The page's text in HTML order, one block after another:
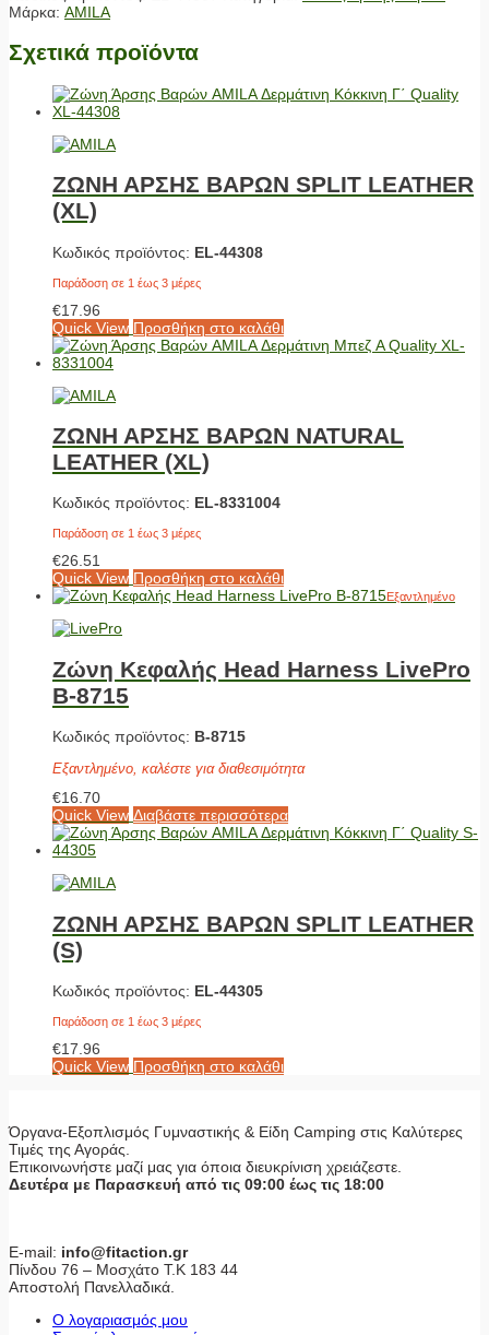
Μάρκα: AMILA
Σχετικά προϊόντα
ΖΩΝΗ ΑΡΣΗΣ ΒΑΡΩΝ SPLIT LEATHER
(XL)
Κωδικός προϊόντος: EL-44308
Παράδοση σε 1 έως 3 μέρες
€17.96
Quick View Προσθήκη στο καλάθι
ΖΩΝΗ ΑΡΣΗΣ ΒΑΡΩΝ NATURAL
LEATHER (XL)
Κωδικός προϊόντος: EL-8331004
Παράδοση σε 1 έως 3 μέρες
€26.51
Quick View Προσθήκη στο καλάθι
Εξαντλημένο
Ζώνη Κεφαλής Head Harness LivePro
Β-8715
Κωδικός προϊόντος: Β-8715
Εξαντλημένο, καλέστε για διαθεσιμότητα
€16.70
Quick View Διαβάστε περισσότερα
ΖΩΝΗ ΑΡΣΗΣ ΒΑΡΩΝ SPLIT LEATHER
(S)
Κωδικός προϊόντος: EL-44305
Παράδοση σε 1 έως 3 μέρες
€17.96
Quick View Προσθήκη στο καλάθι
Όργανα-Εξοπλισμός Γυμναστικής & Είδη Camping στις Καλύτερες
Τιμές της Αγοράς.
Επικοινωνήστε μαζί μας για όποια διευκρίνιση χρειάζεστε.
Δευτέρα με Παρασκευή από τις 09:00 έως τις 18:00
E-mail: info@fitaction.gr
Πίνδου 76 – Μοσχάτο Τ.Κ 183 44
Αποστολή Πανελλαδικά.
Ο λογαριασμός μου